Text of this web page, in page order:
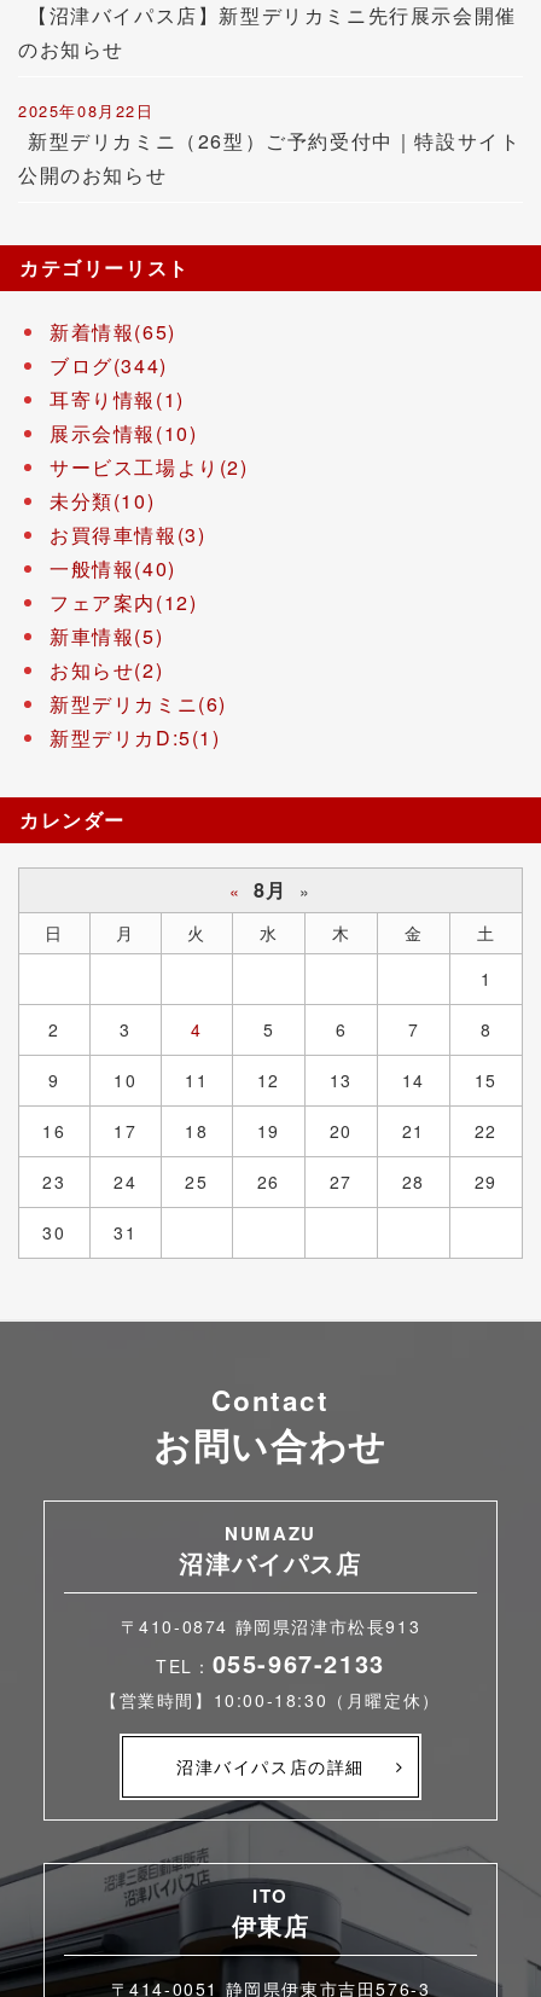
【沼津バイパス店】新型デリカミニ先行展示会開催
のお知らせ
2025年08月22日
新型デリカミニ（26型）ご予約受付中｜特設サイト
公開のお知らせ
カテゴリーリスト
新着情報(65)
ブログ(344)
耳寄り情報(1)
展示会情報(10)
サービス工場より(2)
未分類(10)
お買得車情報(3)
一般情報(40)
フェア案内(12)
新車情報(5)
お知らせ(2)
新型デリカミニ(6)
新型デリカD:5(1)
カレンダー
« 8月
»
日
月 火 水 木 金
土
1
2 3 4 5 6 7 8
9 10 11 12 13 14 15
16 17 18 19 20 21 22
23 24 25 26 27 28 29
30 31
Contact
お問い合わせ
NUMAZU
沼津バイパス店
〒410-0874 静岡県沼津市松長913
TEL： 055-967-2133
【営業時間】10:00-18:30（月曜定休）
沼津バイパス店の詳細
ITO
伊東店
〒414-0051 静岡県伊東市吉田576-3